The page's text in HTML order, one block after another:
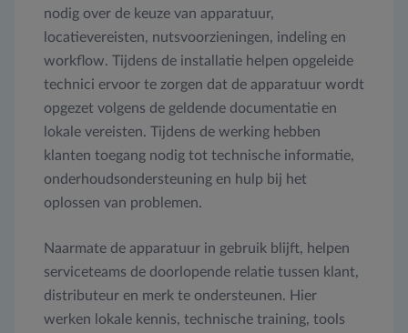
nodig over de keuze van apparatuur,
locatievereisten, nutsvoorzieningen, indeling en
workflow. Tijdens de installatie helpen opgeleide
technici ervoor te zorgen dat de apparatuur wordt
opgezet volgens de geldende documentatie en
lokale vereisten. Tijdens de werking hebben
klanten toegang nodig tot technische informatie,
onderhoudsondersteuning en hulp bij het
oplossen van problemen.
Naarmate de apparatuur in gebruik blijft, helpen
serviceteams de doorlopende relatie tussen klant,
distributeur en merk te ondersteunen. Hier
werken lokale kennis, technische training, tools